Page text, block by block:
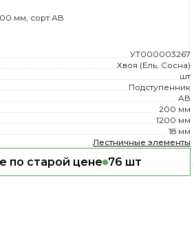
мм, сорт АВ
УТ000003267
Хвоя (Ель, Сосна)
шт
Подступенник
АВ
200 мм
1200 мм
18 мм
Лестничные элементы
по старой цене 76 шт